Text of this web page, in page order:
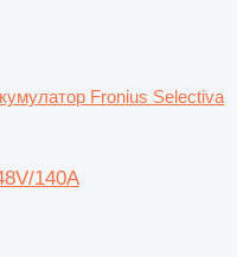
Fronius Selectiva
140A